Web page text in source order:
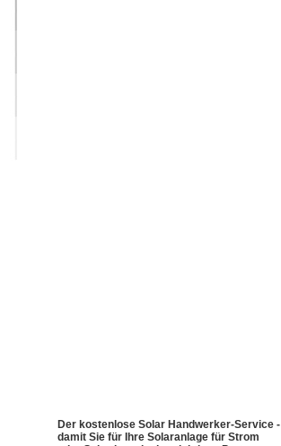
Der kostenlose Solar Handwerker-Service -
damit Sie für Ihre Solaranlage für Strom